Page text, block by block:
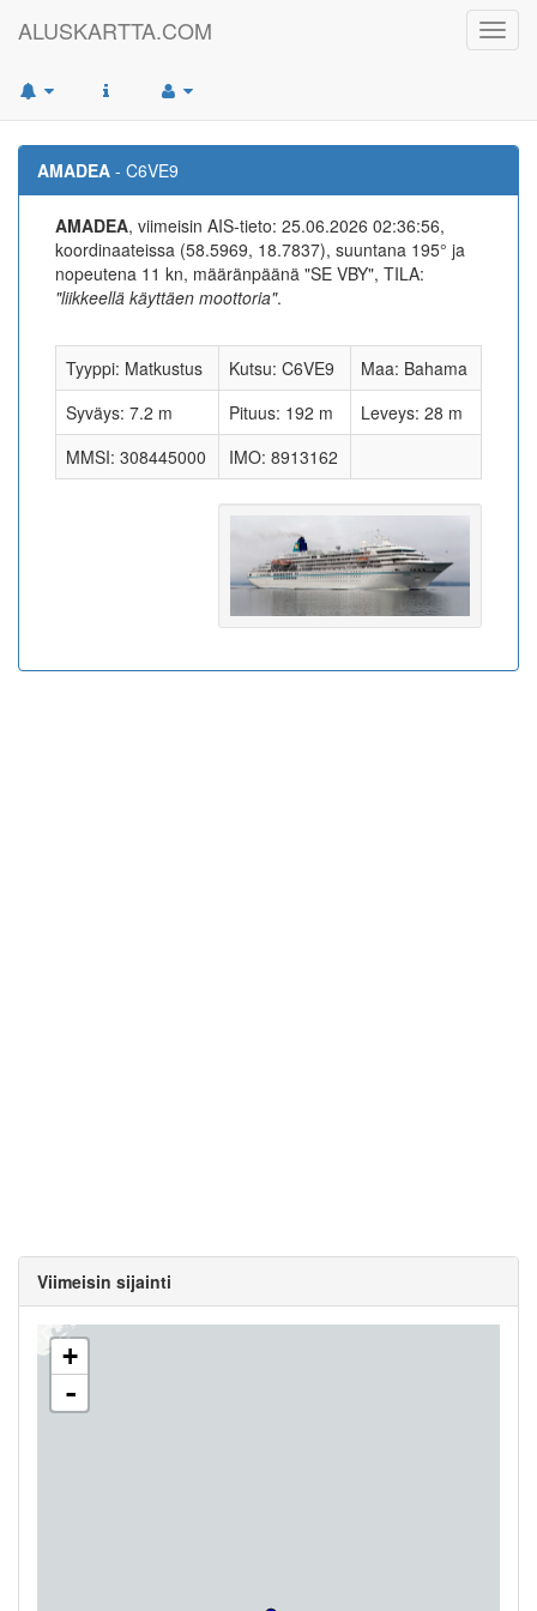
ALUSKARTTA.COM
AMADEA - C6VE9
AMADEA, viimeisin AIS-tieto: 25.06.2026 02:36:56,
koordinaateissa (58.5969, 18.7837), suuntana 195° ja
nopeutena 11 kn, määränpäänä "SE VBY", TILA:
"liikkeellä käyttäen moottoria".
Tyyppi: Matkustus Kutsu: C6VE9
Maa: Bahama
Syväys: 7.2 m
Pituus: 192 m
Leveys: 28 m
MMSI: 308445000
IMO: 8913162
Viimeisin sijainti
+
-